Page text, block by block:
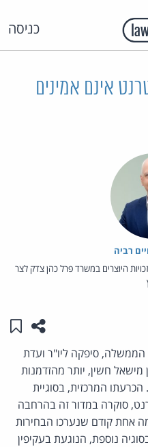
כניסה
אינם אמינים
רביה
היוצרים במשרד פרל כהן צדק לצר
שתפו
סיפקה ליו"ר ועדת
חשין, יותר מהזדמנות
המרכזית, בסוגיית
סוקרה במדור זה בהרחבה
אחת קודם שנערכו הבחירות
נוספת, הנוגעת בעקיפין